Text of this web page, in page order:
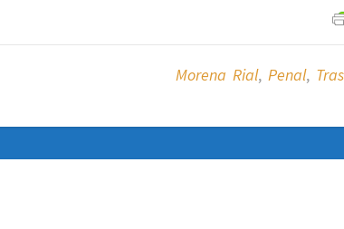
Morena Rial, Penal,